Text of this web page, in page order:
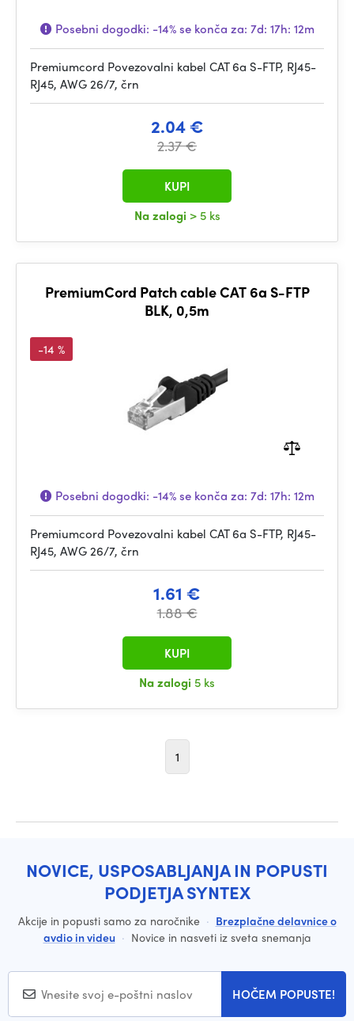
Posebni dogodki: -14%se konča za: 7d: 17h: 12m
Premiumcord Povezovalni kabel CAT 6a S-FTP, RJ45-
RJ45, AWG 26/7, črn
2.04 €
2.37 €
Na zalogi > 5 ks
KUPI
PremiumCord Patch cable CAT 6a S-FTP
BLK, 0,5m
-14 %
Posebni dogodki: -14%se konča za: 7d: 17h: 12m
Premiumcord Povezovalni kabel CAT 6a S-FTP, RJ45-
RJ45, AWG 26/7, črn
1.61 €
1.88 €
Na zalogi 5 ks
KUPI
1
NOVICE, USPOSABLJANJA IN POPUSTI
PODJETJA SYNTEX
Akcije in popusti samo za naročnike · Brezplačne delavnice o
avdio in videu · Novice in nasveti iz sveta snemanja
HOČEM POPUSTE!